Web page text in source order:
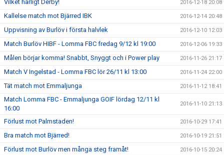
Vilket härligt Derby! 2016-12-18 20:08
Kallelse match mot Bjärred IBK 2016-12-14 20:48
Uppvisning av Burlöv i första halvlek 2016-12-10 12:03
Match Burlöv HIBF - Lomma FBC fredag 9/12 kl 19:00 2016-12-06 19:33
Målen börjar komma! Snabbt, Snyggt och i Power play 2016-11-26 21:17
Match V Ingelstad - Lomma FBC lör 26/11 kl 13:00 2016-11-24 22:00
Tät match mot Emmaljunga 2016-11-12 18:41
Match Lomma FBC - Emmaljunga GOIF lördag 12/11 kl
16:00
2016-11-10 21:13
Förlust mot Palmstaden! 2016-10-29 17:41
Bra match mot Bjärred! 2016-10-19 21:51
Förlust mot Burlöv men många steg framåt! 2016-10-15 20:24